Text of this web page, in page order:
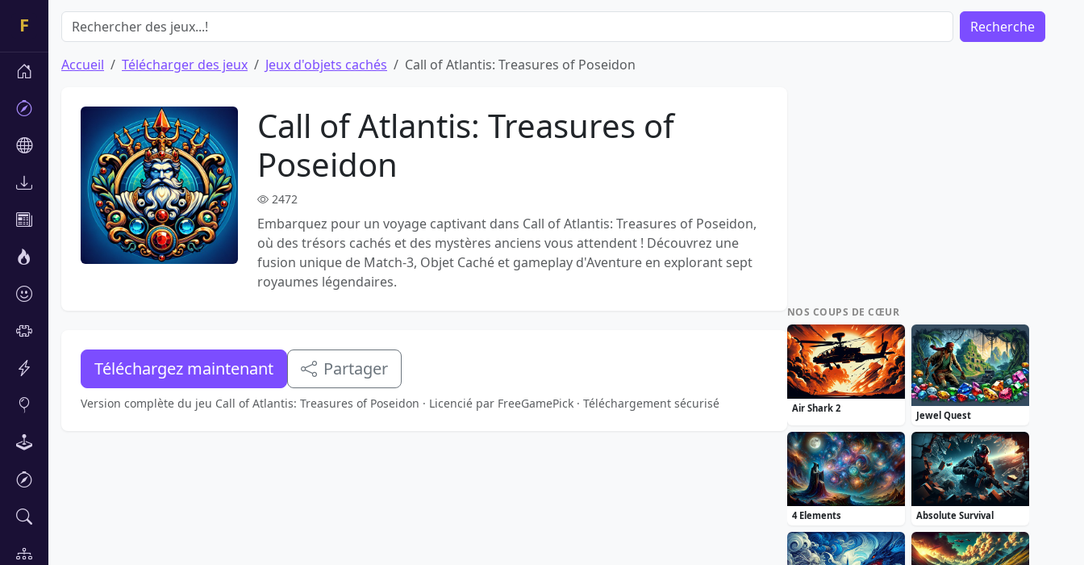
Recherche
Accueil Télécharger des jeux Jeux d'objets cachés Call of Atlantis: Treasures of Poseidon
Call of Atlantis: Treasures of
Poseidon
2472
Embarquez pour un voyage captivant dans Call of Atlantis: Treasures of Poseidon,
où des trésors cachés et des mystères anciens vous attendent ! Découvrez une
fusion unique de Match-3, Objet Caché et gameplay d'Aventure en explorant sept
royaumes légendaires.
Téléchargez maintenant Partager
Version complète du jeu Call of Atlantis: Treasures of Poseidon · Licencié par FreeGamePick · Téléchargement sécurisé
NOS COUPS DE CŒUR
Air Shark 2
Jewel Quest
4 Elements Absolute Survival